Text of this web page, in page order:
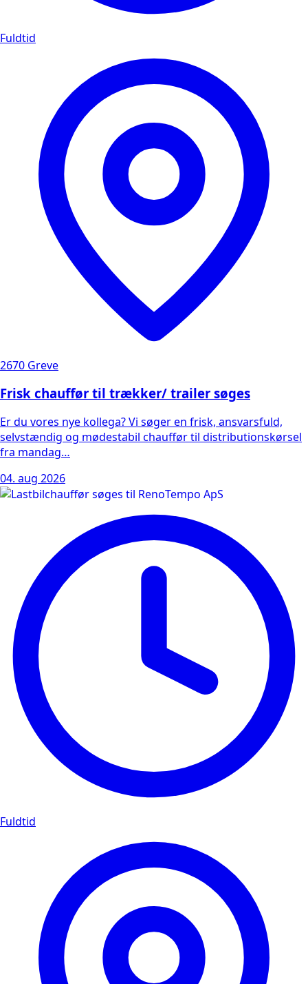
Fuldtid
2670 Greve
Frisk chauffør til trækker/ trailer søges
Er du vores nye kollega? Vi søger en frisk, ansvarsfuld,
selvstændig og mødestabil chauffør til distributionskørsel
fra mandag…
04. aug 2026
Fuldtid